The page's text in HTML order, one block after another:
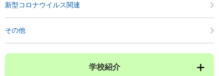
新型コロナウイルス関連
その他
学校紹介